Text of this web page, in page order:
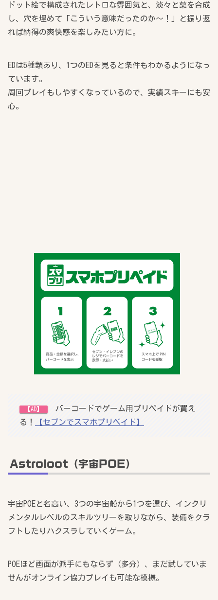
ドット絵で構成されたレトロな雰囲気と、淡々と薬を合成
し、穴を埋めて「こういう意味だったのか～！」と振り返
れば納得の爽快感を楽しみたい方に。
EDは5種類あり、1つのEDを見ると条件もわかるようになっ
ています。
周回プレイもしやすくなっているので、実績スキーにも安
心。
【AD】
バーコードでゲーム用プリペイドが買え
る！
【セブンでスマホプリペイド】
Astroloot（宇宙POE）
宇宙POEと名高い、3つの宇宙船から1つを選び、インクリ
メンタルレベルのスキルツリーを取りながら、装備をクラ
フトしたりハクスラしていくゲーム。
POEほど画面が派手にもならず（多分）、まだ試していま
せんがオンライン協力プレイも可能な模様。